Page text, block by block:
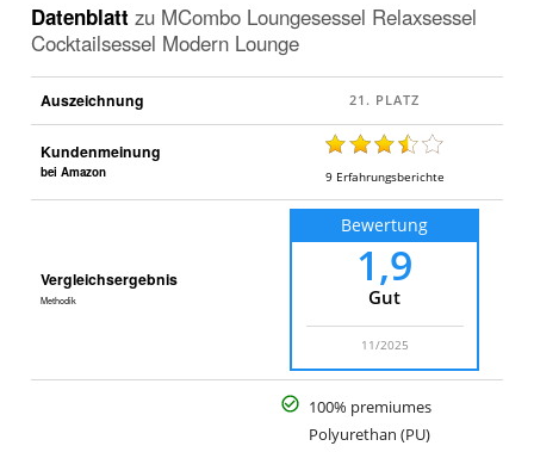
Datenblatt zu MCombo Loungesessel Relaxsessel
Cocktailsessel Modern Lounge
Auszeichnung
Kundenmeinung
bei Amazon 9 Erfahrungsberichte
Vergleichsergebnis
Methodik
Bewertung
1,9
Gut
11/2025
100% premiumes
Polyurethan (PU)